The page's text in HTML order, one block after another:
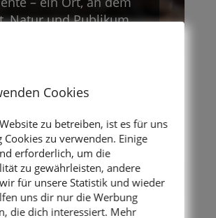
Natur und Publikum
Flair,
& Bruno aka dr:-
DAZU
Cookies
zu betreiben, ist es für uns
Cookies zu verwenden. Einige
erforderlich, um die
zu gewährleisten, andere
für unsere Statistik und wieder
uns dir nur die Werbung
die dich interessiert. Mehr